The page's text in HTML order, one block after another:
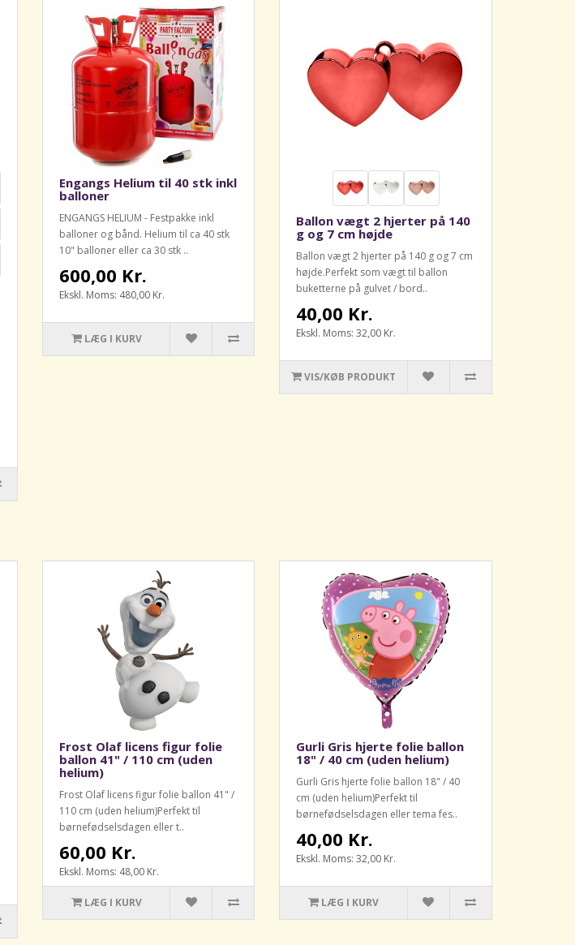
Engangs Helium til 40 stk inkl
balloner
ENGANGS HELIUM - Festpakke inkl
balloner og bånd. Helium til ca 40 stk
10" balloner eller ca 30 stk ..
600,00 Kr.
Ekskl. Moms: 480,00 Kr.
LÆG I KURV
Ballon vægt 2 hjerter på 140
g og 7 cm højde
Ballon vægt 2 hjerter på 140 g og 7 cm
højde.Perfekt som vægt til ballon
buketterne på gulvet / bord..
40,00 Kr.
Ekskl. Moms: 32,00 Kr.
VIS/KØB PRODUKT
Frost Olaf licens figur folie
ballon 41" / 110 cm (uden
helium)
Frost Olaf licens figur folie ballon 41" /
110 cm (uden helium)Perfekt til
børnefødselsdagen eller t..
60,00 Kr.
Ekskl. Moms: 48,00 Kr.
LÆG I KURV
Gurli Gris hjerte folie ballon
18" / 40 cm (uden helium)
Gurli Gris hjerte folie ballon 18" / 40
cm (uden helium)Perfekt til
børnefødselsdagen eller tema fes..
40,00 Kr.
Ekskl. Moms: 32,00 Kr.
LÆG I KURV